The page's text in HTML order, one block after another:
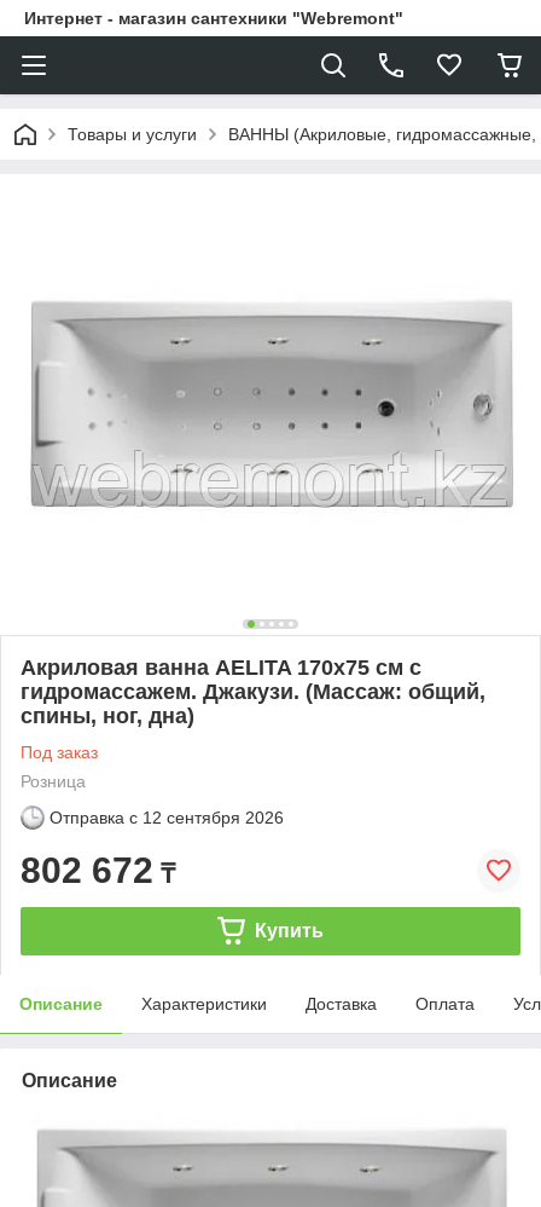
Интернет - магазин сантехники "Webremont"
Товары и услуги ВАННЫ (Акриловые,
Акриловая ванна AELITA 170х75 см с
гидромассажем. Джакузи. (Массаж: общий,
спины, ног, дна)
Под заказ
Розница
Отправка с 12 сентября 2026
802 672 ₸
Купить
Описание Характеристики Доставка Оплата
Описание